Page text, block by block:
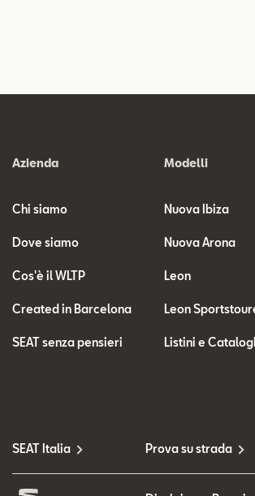
Azienda
Chi siamo
Dove siamo
Cos'è il WLTP
Created in Barcelona
SEAT senza pensieri
Modelli
Nuova Ibiza
Nuova Arona
Leon
Leon
Listini e
SEAT Italia Prova su strada